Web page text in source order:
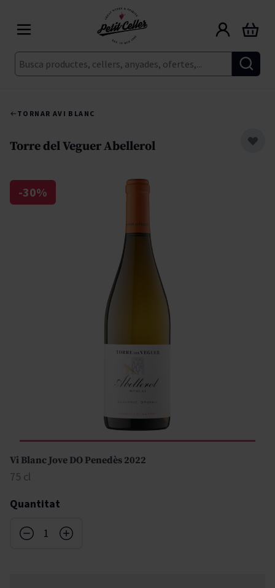
Cerca
Cart
TORNAR AVI BLANC
Torre del Veguer Abellerol
-30%
Vi Blanc Jove DO Penedès 2022
75 cl
Quantitat